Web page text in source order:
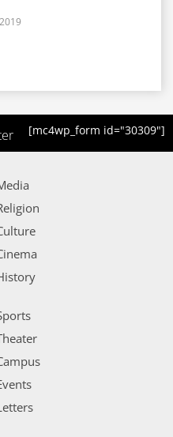
[mc4wp_form id="30309"]